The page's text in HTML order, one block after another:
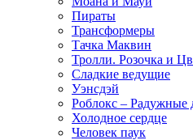
Пираты
Трансформеры
Тачка Маквин
Тролли. Розочка и
Сладкие ведущие
Уэнсдэй
Роблокс – Радужные
Холодное сердце
Человек паук